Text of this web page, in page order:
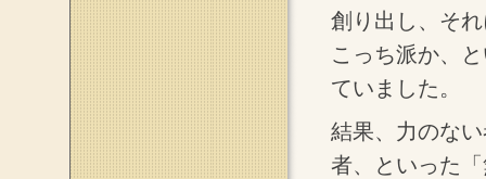
創り出し、そ
こっち派か、
ていました。
結果、力のな
者、といった